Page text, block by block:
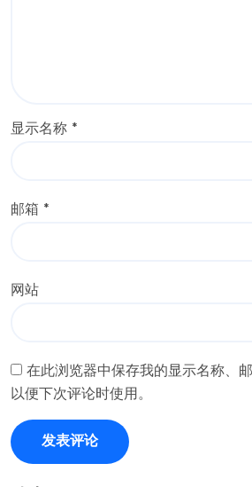
显示名称 *
邮箱 *
网站
在此浏览器中保存我的显示名称、
以便下次评论时使用。